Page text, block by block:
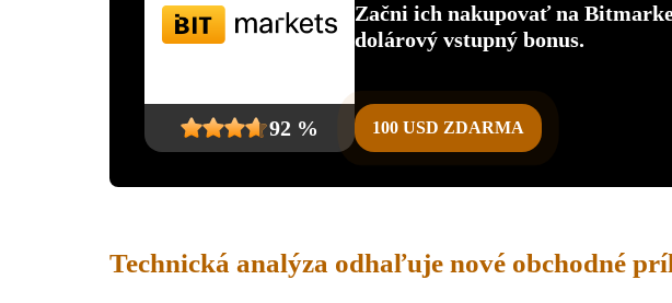
92 %
Začni ich nakupovať na
dolárový vstupný bonus.
100 USD ZDARMA
Technická analýza odhaľuje nové obchodné